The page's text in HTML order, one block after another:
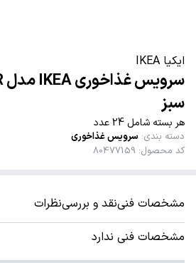
ایکیا IKEA
سبز
هر بسته شامل 24 عدد
دسته بندی: سرویس غذاخوری
کد محصول:
80477159
مشخصات فنینقد و بررسینظرات
مشخصات فنی ندارد